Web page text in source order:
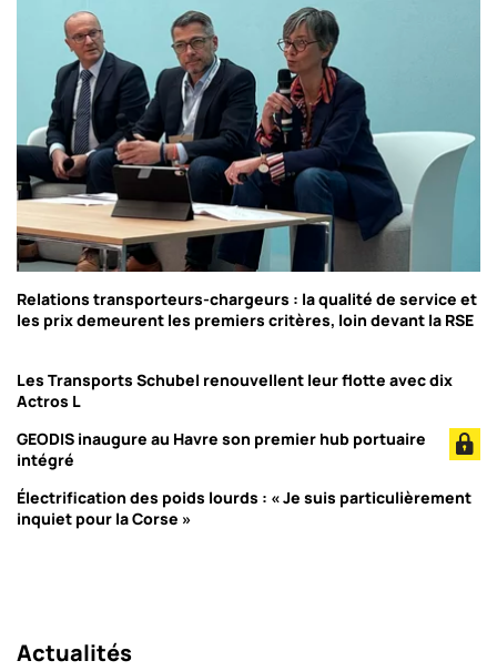
Relations transporteurs-chargeurs : la qualité de service et
les prix demeurent les premiers critères, loin devant la RSE
Les Transports Schubel renouvellent leur flotte avec dix
Actros L
GEODIS inaugure au Havre son premier hub portuaire
intégré
Électrification des poids lourds : « Je suis particulièrement
inquiet pour la Corse »
Actualités